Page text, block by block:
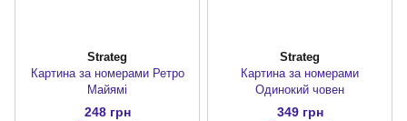
Strateg
Картина за номерами Ретро
Майямі
248 грн
Strateg
Картина за номерами
Одинокий човен
349 грн